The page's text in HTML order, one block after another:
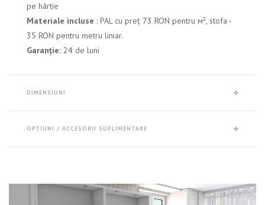
pe hârtie
Materiale incluse : PAL cu preț 73 RON pentru м², stofa -
35 RON pentru metru liniar.
Garanție: 24 de luni
DIMENSIUNI
OPȚIUNI / ACCESORII SUPLIMENTARE